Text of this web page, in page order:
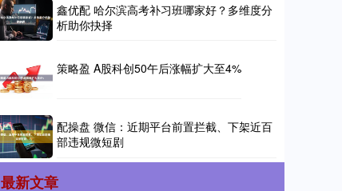
鑫优配 哈尔滨高考补习班哪家好？多维度分
析助你抉择
策略盈 A股科创50午后涨幅扩大至4%
配操盘 微信：近期平台前置拦截、下架近百
部违规微短剧
最新文章